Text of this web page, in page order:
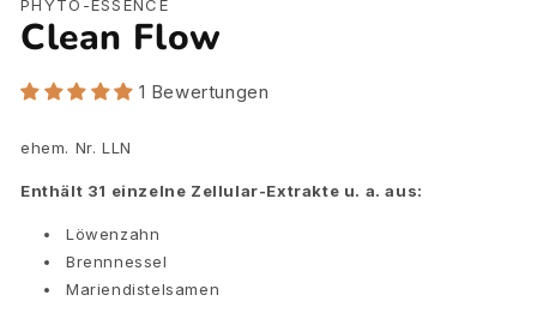
PHYTO-ESSENCE
Clean Flow
1 Bewertungen
ehem. Nr. LLN
Enthält 31 einzelne Zellular-Extrakte u. a. aus:
Löwenzahn
Brennnessel
Mariendistelsamen